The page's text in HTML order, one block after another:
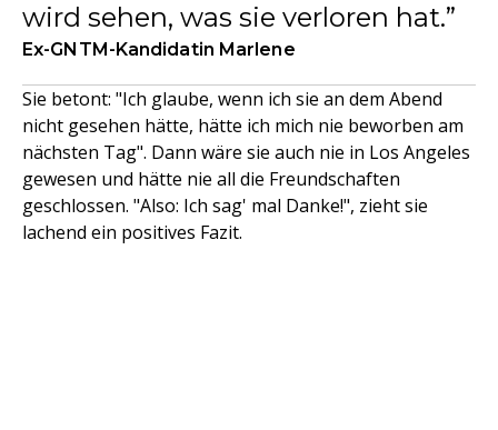
wird sehen, was sie verloren hat.
Ex-GNTM-Kandidatin Marlene
Sie betont: "Ich glaube, wenn ich sie an dem Abend
nicht gesehen hätte, hätte ich mich nie beworben am
nächsten Tag". Dann wäre sie auch nie in Los Angeles
gewesen und hätte nie all die Freundschaften
geschlossen. "Also: Ich sag' mal Danke!", zieht sie
lachend ein positives Fazit.